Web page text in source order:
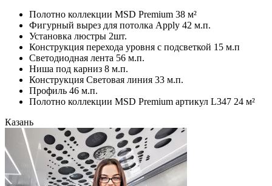
Полотно коллекции MSD Premium 38 м²
Фигурный вырез для потолка Apply 42 м.п.
Установка люстры 2шт.
Конструкция перехода уровня с подсветкой 15 м.п
Светодиодная лента 56 м.п.
Ниша под карниз 8 м.п.
Конструкция Световая линия 33 м.п.
Профиль 46 м.п.
Полотно коллекции MSD Premium артикул L347 24 м²
Казань